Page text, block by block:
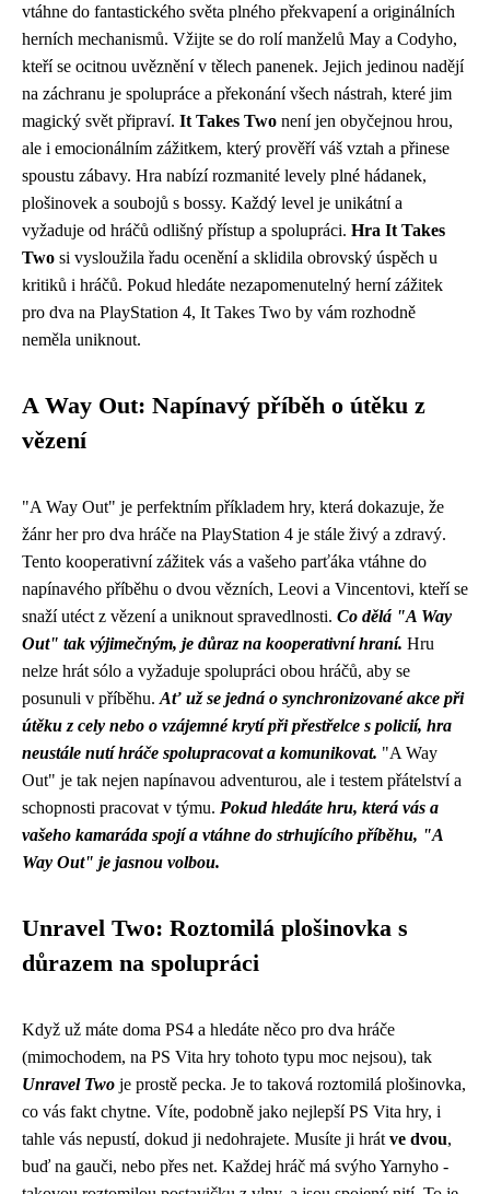
vtáhne do fantastického světa plného překvapení a originálních
herních mechanismů. Vžijte se do rolí manželů May a Codyho,
kteří se ocitnou uvěznění v tělech panenek. Jejich jedinou nadějí
na záchranu je spolupráce a překonání všech nástrah, které jim
magický svět připraví. It Takes Two není jen obyčejnou hrou,
ale i emocionálním zážitkem, který prověří váš vztah a přinese
spoustu zábavy. Hra nabízí rozmanité levely plné hádanek,
plošinovek a soubojů s bossy. Každý level je unikátní a
vyžaduje od hráčů odlišný přístup a spolupráci. Hra It Takes
Two si vysloužila řadu ocenění a sklidila obrovský úspěch u
kritiků i hráčů. Pokud hledáte nezapomenutelný herní zážitek
pro dva na PlayStation 4, It Takes Two by vám rozhodně
neměla uniknout.
A Way Out: Napínavý příběh o útěku z
vězení
"A Way Out" je perfektním příkladem hry, která dokazuje, že
žánr her pro dva hráče na PlayStation 4 je stále živý a zdravý.
Tento kooperativní zážitek vás a vašeho parťáka vtáhne do
napínavého příběhu o dvou vězních, Leovi a Vincentovi, kteří se
snaží utéct z vězení a uniknout spravedlnosti. Co dělá "A Way
Out" tak výjimečným, je důraz na kooperativní hraní. Hru
nelze hrát sólo a vyžaduje spolupráci obou hráčů, aby se
posunuli v příběhu. Ať už se jedná o synchronizované akce při
útěku z cely nebo o vzájemné krytí při přestřelce s policií, hra
neustále nutí hráče spolupracovat a komunikovat. "A Way
Out" je tak nejen napínavou adventurou, ale i testem přátelství a
schopnosti pracovat v týmu. Pokud hledáte hru, která vás a
vašeho kamaráda spojí a vtáhne do strhujícího příběhu, "A
Way Out" je jasnou volbou.
Unravel Two: Roztomilá plošinovka s
důrazem na spolupráci
Když už máte doma PS4 a hledáte něco pro dva hráče
(mimochodem, na PS Vita hry tohoto typu moc nejsou), tak
Unravel Two je prostě pecka. Je to taková roztomilá plošinovka,
co vás fakt chytne. Víte, podobně jako nejlepší PS Vita hry, i
tahle vás nepustí, dokud ji nedohrajete. Musíte ji hrát ve dvou,
buď na gauči, nebo přes net. Každej hráč má svýho Yarnyho -